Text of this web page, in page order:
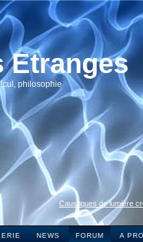
Etranges
philosophie
Caustiques de lumière
NEWS FORUM A